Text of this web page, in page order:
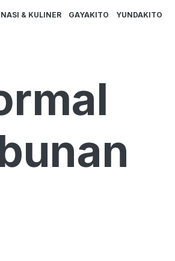
& KULINER GAYAKITO YUNDAKITO